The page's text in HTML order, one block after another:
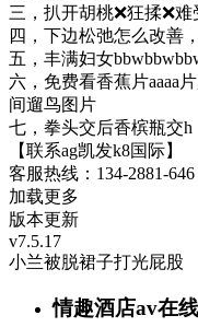
三，扒开胡桃❌狂揉❌
四，下边松弛怎么改善
五，丰满妇女
六，免费看香蕉片aaaa
间遛鸟图片
七，拳头交后香槟瓶交h
【联系ag凯发k8国际】
客服热线：134-2881-646
加载更多
版本更新
v7.5.17
小兰被脱裙子打光屁股
情趣酒店av在